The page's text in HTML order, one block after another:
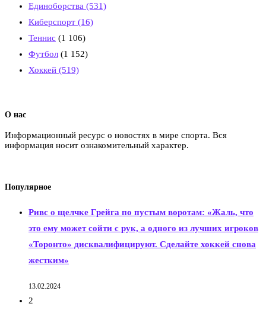
Единоборства (531)
Киберспорт (16)
Теннис (1 106)
Футбол (1 152)
Хоккей (519)
О нас
Информационный ресурс о новостях в мире спорта. Вся
информация носит ознакомительный характер.
Популярное
Ривс о щелчке Грейга по пустым воротам: «Жаль, что
это ему может сойти с рук, а одного из лучших игроков
«Торонто» дисквалифицируют. Сделайте хоккей снова
жестким»
13.02.2024
2